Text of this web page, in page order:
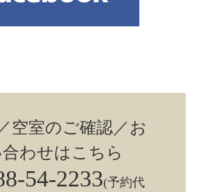
空室のご確認／お
合わせはこちら
54-2233(予約代